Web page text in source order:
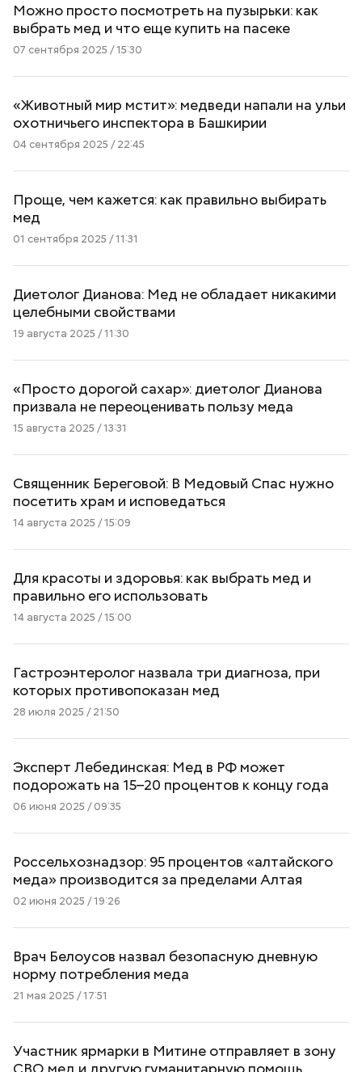
Можно просто посмотреть на пузырьки: как
выбрать мед и что еще купить на пасеке
07 сентября 2025 / 15:30
«Животный мир мстит»: медведи напали на ульи
охотничьего инспектора в Башкирии
04 сентября 2025 / 22:45
Проще, чем кажется: как правильно выбирать
мед
01 сентября 2025 / 11:31
Диетолог Дианова: Мед не обладает никакими
целебными свойствами
19 августа 2025 / 11:30
«Просто дорогой сахар»: диетолог Дианова
призвала не переоценивать пользу меда
15 августа 2025 / 13:31
Священник Береговой: В Медовый Спас нужно
посетить храм и исповедаться
14 августа 2025 / 15:09
Для красоты и здоровья: как выбрать мед и
правильно его использовать
14 августа 2025 / 15:00
Гастроэнтеролог назвала три диагноза, при
которых противопоказан мед
28 июля 2025 / 21:50
Эксперт Лебединская: Мед в РФ может
подорожать на 15–20 процентов к концу года
06 июня 2025 / 09:35
Россельхознадзор: 95 процентов «алтайского
меда» производится за пределами Алтая
02 июня 2025 / 19:26
Врач Белоусов назвал безопасную дневную
норму потребления меда
21 мая 2025 / 17:51
Участник ярмарки в Митине отправляет в зону